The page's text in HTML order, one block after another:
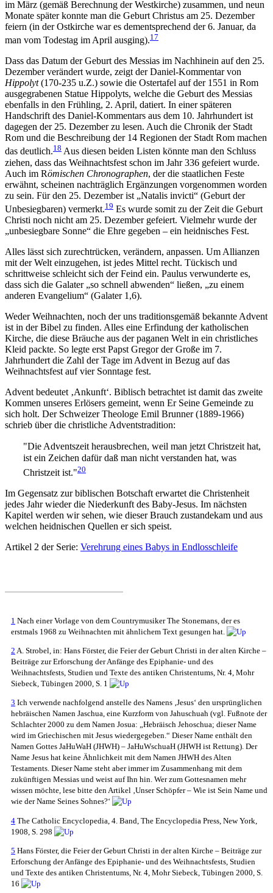
im März (gemäß Berechnung der Westkirche) zusammen, und neun
Monate später konnte man die Geburt Christus am 25. Dezember
feiern (in der Ostkirche war es dementsprechend der 6. Januar, da
man vom Todestag im April ausging).17
Dass das Datum der Geburt des Messias im Nachhinein auf den 25.
Dezember verändert wurde, zeigt der Daniel-Kommentar von
Hippolyt(170-235 u.Z.) sowie die Ostertafel auf der 1551 in Rom
ausgegrabenen Statue Hippolyts, welche die Geburt des Messias
ebenfalls in den Frühling, 2. April, datiert. In einer späteren
Handschrift des Daniel-Kommentars aus dem 10. Jahrhundert ist
dagegen der 25. Dezember zu lesen. Auch die Chronik der Stadt
Rom und die Beschreibung der 14 Regionen der Stadt Rom machen
das deutlich.18 Aus diesen beiden Listen könnte man den Schluss
ziehen, dass das Weihnachtsfest schon im Jahr 336 gefeiert wurde.
Auch im Römischen Chronographen, der die staatlichen Feste
erwähnt, scheinen nachträglich Ergänzungen vorgenommen worden
zu sein. Für den 25. Dezember ist „Natalis invicti“ (Geburt der
Unbesiegbaren) vermerkt.19 Es wurde somit zu der Zeit die Geburt
Christi noch nicht am 25. Dezember gefeiert. Vielmehr wurde der
„unbesiegbare Sonne“ die Ehre gegeben – ein heidnisches Fest.
Alles lässt sich zurechtrücken, verändern, anpassen. Um Allianzen
mit der Welt einzugehen, ist jedes Mittel recht. Tückisch und
schrittweise schleicht sich der Feind ein. Paulus verwunderte es,
dass sich die Galater „so schnell abwenden“ ließen, „zu einem
anderen Evangelium“ (Galater 1,6).
Weder Weihnachten, noch der uns traditionsgemäß bekannte Advent
ist in der Bibel zu finden. Alles eine Erfindung der katholischen
Kirche, die diese Bräuche aus der paganen Welt in ein christliches
Kleid packte. So legte erst Papst Gregor der Große im 7.
Jahrhundert die Zahl der Tage im Advent in Bezug auf das
Weihnachtsfest auf vier Sonntage fest.
Advent bedeutet ‚Ankunft‘. Biblisch betrachtet ist damit das zweite
Kommen unseres Erlösers gemeint, wenn Er Seine Gemeinde zu
sich holt. Der Schweizer Theologe Emil Brunner (1889-1966)
schrieb über die christliche Adventstradition:
"Die Adventszeit herausbrechen, weil man jetzt Christzeit hat,
ist ein Zeichen dafür daß man nicht verstanden hat, was
Christzeit ist."20
Im Gegensatz zur biblischen Botschaft erwartet die Christenheit
jedes Jahr wieder die Niederkunft des Baby-Jesus. Im nächsten
Kapitel werden wir sehen, wie dieser Brauch zustandekam und aus
welchen heidnischen Quellen er sich speist.
Artikel 2 der Serie: Verehrung eines Babys in Endlosschleife
1 Nach einer Vorlage von dem Countrymusiker The Stonemans, der es
erstmals 1968 zu Weihnachten mit ähnlichem Text gesungen hat.
2 A. Strobel, in: Hans Förster, die Feier der Geburt Christi in der alten Kirche –
Beiträge zur Erforschung der Anfänge des Epiphanie- und des
Weihnachtsfests, Studien und Texte des antiken Christentums, Nr. 4, Mohr
Siebeck, Tübingen 2000, S. 1
3 Ich verwende nachfolgend anstelle des Namens ‚Jesus‘ den ursprünglichen
hebräischen Namen Jaschua, eine Kurzform von Jahuschuah (vgl. Fußnote der
Schlachter 2000 zu dem Namen Josua: „Hebräisch Jehoschua; dieser Name
wird im Griechischen mit Jesus wiedergegeben.“ Dieser Name enthält den
Namen Gottes JaHuWaH (JHWH) – JaHuWschuaH (JHWH ist Rettung). Der
Name Jesus hat keine Ähnlichkeit mit dem Namen JHWH des Alten
Testaments. Dieser Name steht aber immer im Zusammenhang mit dem
zukünftigen Messias und weist auf Ihn hin. Wer zum Gottesnamen mehr
wissen möchte, lese bitte den Artikel ‚Unser Schöpfer – Wie ist Sein Name und
wie der Name Seines Sohnes?‘
4 The Catholic Encyclopedia, 4. Band, The Encyclopedia Press, New York,
1908, S. 298
5 Hans Förster, die Feier der Geburt Christi in der alten Kirche – Beiträge zur
Erforschung der Anfänge des Epiphanie- und des Weihnachtsfests, Studien
und Texte des antiken Christentums, Nr. 4, Mohr Siebeck, Tübingen 2000, S.
16